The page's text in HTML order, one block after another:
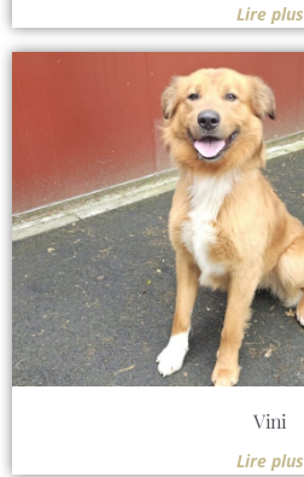
Lire plus
Vini
Lire plus